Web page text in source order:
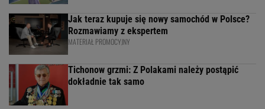
Jak teraz kupuje się nowy samochód w Polsce?
Rozmawiamy z ekspertem
MATERIAŁ PROMOCYJNY
Tichonow grzmi: Z Polakami należy postąpić
dokładnie tak samo